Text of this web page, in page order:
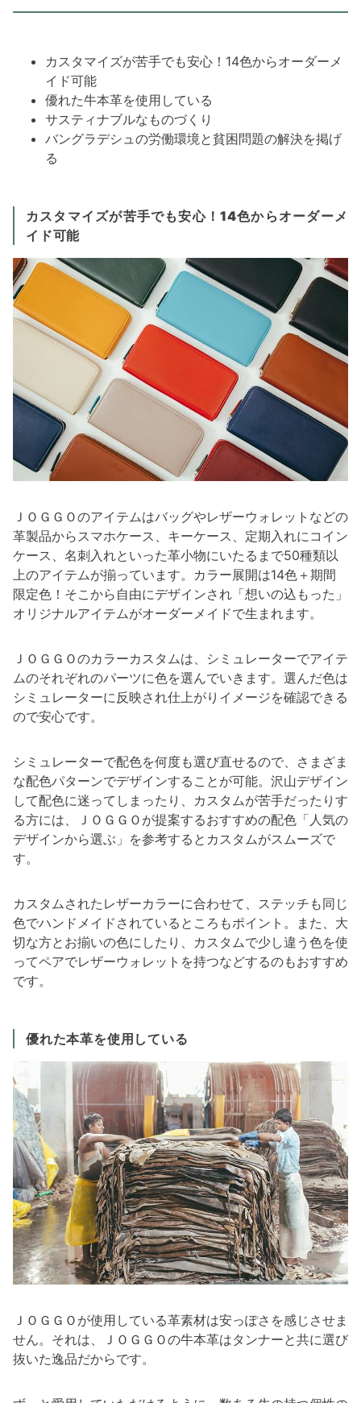
カスタマイズが苦手でも安心！14色からオーダーメ
イド可能
優れた牛本革を使用している
サスティナブルなものづくり
バングラデシュの労働環境と貧困問題の解決を掲げ
る
カスタマイズが苦手でも安心！14色からオーダーメ
イド可能
ＪＯＧＧＯのアイテムはバッグやレザーウォレットなどの
革製品からスマホケース、キーケース、定期入れにコイン
ケース、名刺入れといった革小物にいたるまで50種類以
上のアイテムが揃っています。カラー展開は14色＋期間
限定色！そこから自由にデザインされ「想いの込もった」
オリジナルアイテムがオーダーメイドで生まれます。
ＪＯＧＧＯのカラーカスタムは、シミュレーターでアイテ
ムのそれぞれのパーツに色を選んでいきます。選んだ色は
シミュレーターに反映され仕上がりイメージを確認できる
ので安心です。
シミュレーターで配色を何度も選び直せるので、さまざま
な配色パターンでデザインすることが可能。沢山デザイン
して配色に迷ってしまったり、カスタムが苦手だったりす
る方には、ＪＯＧＧＯが提案するおすすめの配色「人気の
デザインから選ぶ」を参考するとカスタムがスムーズで
す。
カスタムされたレザーカラーに合わせて、ステッチも同じ
色でハンドメイドされているところもポイント。また、大
切な方とお揃いの色にしたり、カスタムで少し違う色を使
ってペアでレザーウォレットを持つなどするのもおすすめ
です。
優れた本革を使用している
ＪＯＧＧＯが使用している革素材は安っぽさを感じさせま
せん。それは、ＪＯＧＧＯの牛本革はタンナーと共に選び
抜いた逸品だからです。